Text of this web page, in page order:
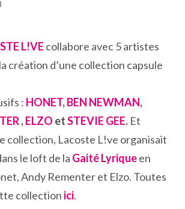
L!VE collabore avec 5 artistes
création d’une collection capsule
: HONET,BEN NEWMAN,
,ELZO etSTEVIE GEE. Et
collection, Lacoste L!ve organisait
le loft de la Gaité Lyriqueen
Andy Rementer et Elzo. Toutes
collection ici.